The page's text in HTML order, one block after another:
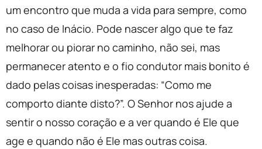
um encontro que muda a vida para sempre, como
no caso de Inácio. Pode nascer algo que te faz
melhorar ou piorar no caminho, não sei, mas
permanecer atento e o fio condutor mais bonito é
dado pelas coisas inesperadas: “Como me
comporto diante disto?”. O Senhor nos ajude a
sentir o nosso coração e a ver quando é Ele que
age e quando não é Ele mas outras coisa.